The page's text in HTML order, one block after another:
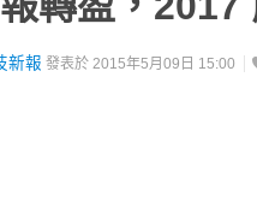
新報 發表於 2015年5月09日 15:00